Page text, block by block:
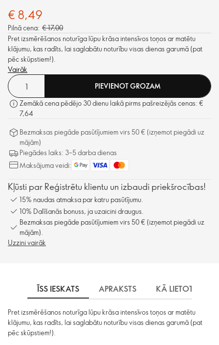
€ 8,49
Pilnā cena: € 17,00
Pret izsmērēšanos noturīga lūpu krāsa intensīvos toņos ar matētu
klājumu, kas radīts, lai saglabātu noturību visas dienas garumā (pat
pēc skūpstiem!).
Vairāk
PIEVIENOT GROZAM
Zemākā cena pēdējo 30 dienu laikā pirms pašreizējās cenas: €
7,64
Bezmaksas piegāde pasūtījumiem virs 50 € (izņemot piegādi uz
mājām)
Piegādes laiks: 3–5 darba dienas
Maksājuma veidi:
Kļūsti par Reģistrētu klientu un izbaudi priekšrocības!
15% naudas atmaksa par katru pasūtījumu.
10% Dalīšanās bonuss, ja uzaicini draugus.
Bezmaksas piegāde pasūtījumiem virs 50 € (izņemot piegādi uz
mājām).
Uzzini vairāk
ĪSS IESKATS APRAKSTS KĀ LIETOT
Pret izsmērēšanos noturīga lūpu krāsa intensīvos toņos ar matētu
klājumu, kas radīts, lai saglabātu noturību visas dienas garumā (pat
pēc skūpstiem!).